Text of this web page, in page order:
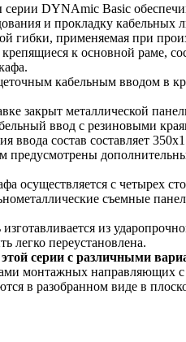
DYNAmic Basic
и прокладку кабельных
гибки, применяемая при
к основной раме,
кабельным вводом в
закрыт металлической
ввод с резиновыми
ввода состав составляет
осуществляется с четырех
съемные
из
легко переустановлена.
серии с различными
монтажных направляющих
в разобранном виде в